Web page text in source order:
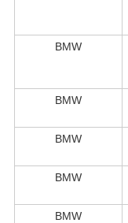
BMW
BMW
BMW
BMW
BMW